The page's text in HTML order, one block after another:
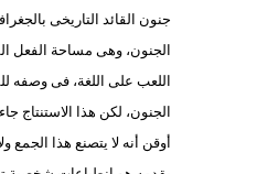
جنون القائد التاريخى
الجنون، وهى مساحة الفعل
اللعب على اللغة، فى وصفه
الجنون، لكن هذا
أوقن أنه لا يتصنع هذا